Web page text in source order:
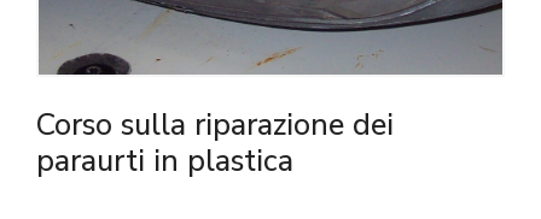
Corso sulla riparazione dei
paraurti in plastica